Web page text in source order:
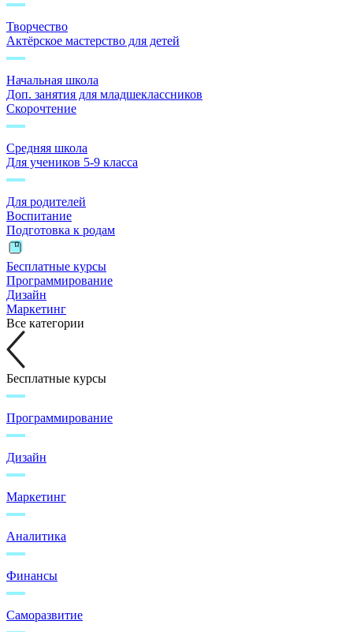
Творчество
Актёрское мастерство для детей
Начальная школа
Доп. занятия для младшеклассников
Скорочтение
Средняя школа
Для учеников 5-9 класса
Для родителей
Воспитание
Подготовка к родам
Бесплатные курсы
Программирование
Дизайн
Маркетинг
Все категории
Бесплатные курсы
Программирование
Дизайн
Маркетинг
Аналитика
Финансы
Саморазвитие